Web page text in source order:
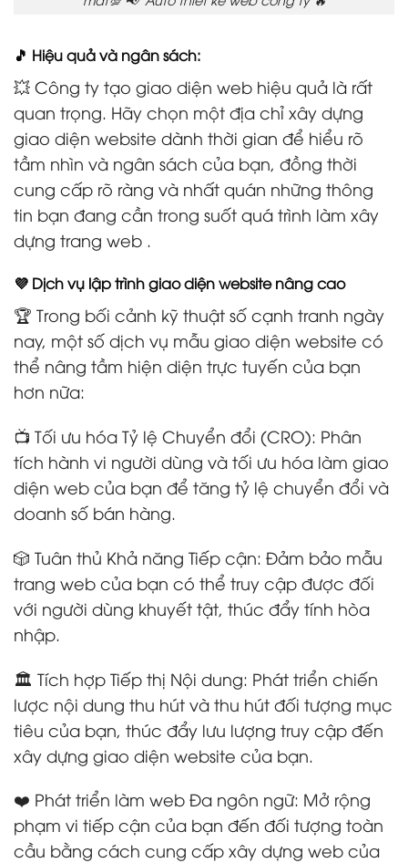
🎵 Hiệu quả và ngân sách:
💥 Công ty tạo giao diện web hiệu quả là rất
quan trọng. Hãy chọn một địa chỉ xây dựng
giao diện website dành thời gian để hiểu rõ
tầm nhìn và ngân sách của bạn, đồng thời
cung cấp rõ ràng và nhất quán những thông
tin bạn đang cần trong suốt quá trình làm xây
dựng trang web .
💜 Dịch vụ lập trình giao diện website nâng cao
🏆 Trong bối cảnh kỹ thuật số cạnh tranh ngày
nay, một số dịch vụ mẫu giao diện website có
thể nâng tầm hiện diện trực tuyến của bạn
hơn nữa:
📺 Tối ưu hóa Tỷ lệ Chuyển đổi (CRO): Phân
tích hành vi người dùng và tối ưu hóa làm giao
diện web của bạn để tăng tỷ lệ chuyển đổi và
doanh số bán hàng.
🎲 Tuân thủ Khả năng Tiếp cận: Đảm bảo mẫu
trang web của bạn có thể truy cập được đối
với người dùng khuyết tật, thúc đẩy tính hòa
nhập.
🏛️ Tích hợp Tiếp thị Nội dung: Phát triển chiến
lược nội dung thu hút và thu hút đối tượng mục
tiêu của bạn, thúc đẩy lưu lượng truy cập đến
xây dựng giao diện website của bạn.
❤️ Phát triển làm web Đa ngôn ngữ: Mở rộng
phạm vi tiếp cận của bạn đến đối tượng toàn
cầu bằng cách cung cấp xây dựng web của